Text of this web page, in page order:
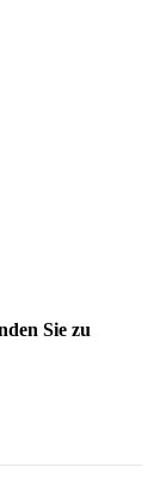
Sie zu